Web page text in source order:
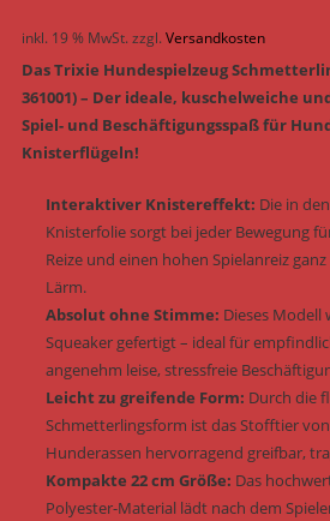
inkl. 19 % MwSt.zzgl.Versandkosten
Das Trixie Hundespielzeug
361001) – Der ideale, kuschelweiche
Spiel- und Beschäftigungsspaß für
Knisterflügeln!
Interaktiver Knistereffekt: Die in
Knisterfolie sorgt bei jeder Bewegung
Reize und einen hohen Spielanreiz
Lärm.
Absolut ohne Stimme: Dieses
Squeaker gefertigt – ideal für
angenehm leise, stressfreie
Leicht zu greifende Form: Durch die
Schmetterlingsform ist das Stofftier
Hunderassen hervorragend greifbar,
Kompakte 22 cm Größe: Das
Polyester-Material lädt nach dem